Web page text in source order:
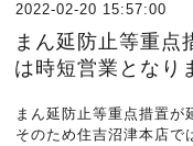
2022-02-20 15:57:00
まん延防止等重点
は時短営業となり
まん延防止等重点措置が
そのため住吉沼津本店で